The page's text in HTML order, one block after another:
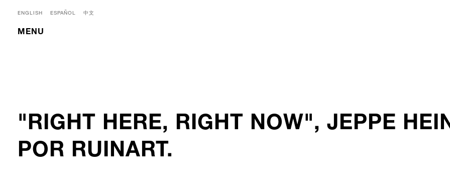
ENGLISH ESPAÑOL 中文
MENU
"RIGHT HERE, RIGHT NOW", JEPPE
POR RUINART.